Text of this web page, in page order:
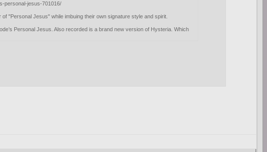
personal-jesus-701016/
"Personal Jesus" while imbuing their own signature style and spirit.
Personal Jesus. Also recorded is a brand new version of Hysteria. Which